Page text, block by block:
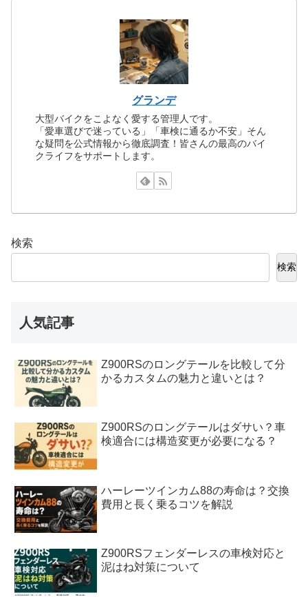
グランデ
大型バイクをこよなく愛する管理人です。
「愛車選びで迷っている」「車検に通るか不安」そん
な疑問を公式情報から徹底調査！皆さんの最高のバイ
クライフをサポートします。
検索
検索
人気記事
Z900RSのロングテールを比較して分
かるカスタムの魅力と違いとは？
Z900RSのロングテールはダサい？車
検適合には構造変更が必要になる？
ハーレーツインカム88の寿命は？交換
費用と長く乗るコツを解説
Z900RSフェンダーレスの車検対応と
泥はね対策について